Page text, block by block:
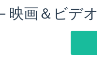
映画＆ビデオ